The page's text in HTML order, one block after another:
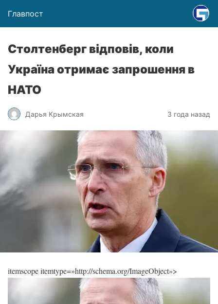
Главпост
Столтенберг відповів, коли
Україна отримає запрошення в
НАТО
Дарья Крымская 3 года назад
itemscope itemtype=»http://schema.org/ImageObject»>